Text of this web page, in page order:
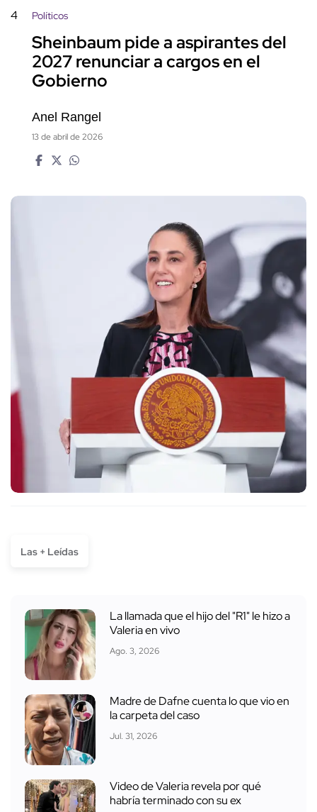
4 Políticos
Sheinbaum pide a aspirantes del
2027 renunciar a cargos en el
Gobierno
Anel Rangel
13 de abril de 2026
Las + Leídas
La llamada que el hijo del "R1" le hizo a
Valeria en vivo
Ago. 3, 2026
Madre de Dafne cuenta lo que vio en
la carpeta del caso
Jul. 31, 2026
Video de Valeria revela por qué
habría terminado con su ex